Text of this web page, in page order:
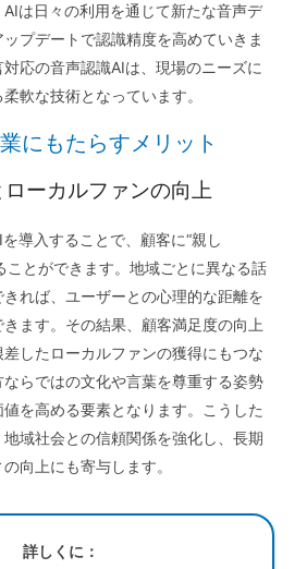
は日々の利用を通じて新たな音声デ
プデートで認識精度を高めていきま
応の音声認識AIは、現場のニーズに
軟な技術となっています。
にもたらすメリット
ローカルファンの向上
導入することで、顧客に“親し
ことができます。地域ごとに異なる話
れば、ユーザーとの心理的な距離を
ます。その結果、顧客満足度の向上
したローカルファンの獲得にもつな
らではの文化や言葉を尊重する姿勢
を高める要素となります。こうした
域社会との信頼関係を強化し、長期
向上にも寄与します。
詳しくに：